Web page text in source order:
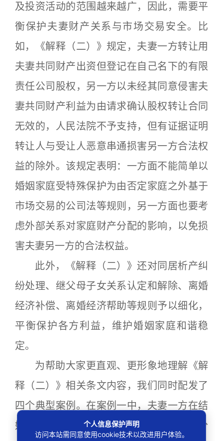
及投资活动的范围越来越广，因此，需要平
衡保护夫妻财产关系与市场交易安全。比
如，《解释（二）》规定，夫妻一方转让用
夫妻共同财产出资但登记在自己名下的有限
责任公司股权，另一方以未经其同意侵害夫
妻共同财产利益为由请求确认股权转让合同
无效的，人民法院不予支持，但有证据证明
转让人与受让人恶意串通损害另一方合法权
益的除外。该规定表明：一方面不能简单以
婚姻家庭受特殊保护为由否定家庭之外基于
市场交易的公司法等规则，另一方面也要考
虑外部关系对家庭财产分配的影响，以免损
害夫妻另一方的合法权益。
此外，《解释（二）》还对同居析产纠
纷处理、继父母子女关系认定和解除、离婚
经济补偿、离婚经济帮助等规则予以细化，
平衡保护各方利益，维护婚姻家庭和谐稳
定。
为帮助大家更直观、更形象地理解《解
释（二）》相关条文内容，我们同时配发了
四个典型案例。在案例一中，夫妻一方在结
婚后将其婚前房产为另一方“加名”，离婚分
个人信息保护声明
访问本站需同意使用cookie技术以改进用户体验。